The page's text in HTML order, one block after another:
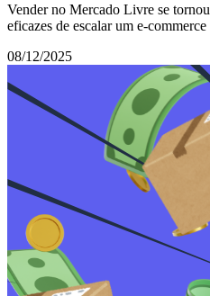
Vender no Mercado Livre se
eficazes de escalar um e-
08/12/2025